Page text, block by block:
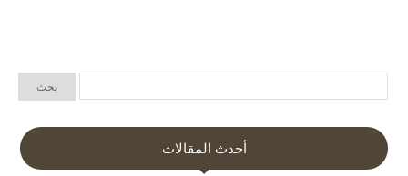
أحدث المقالات